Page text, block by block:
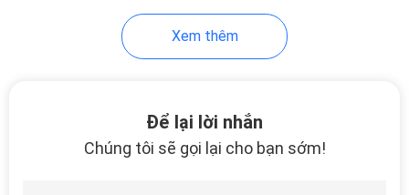
Xem thêm
Để lại lời nhắn
Chúng tôi sẽ gọi lại cho bạn sớm!